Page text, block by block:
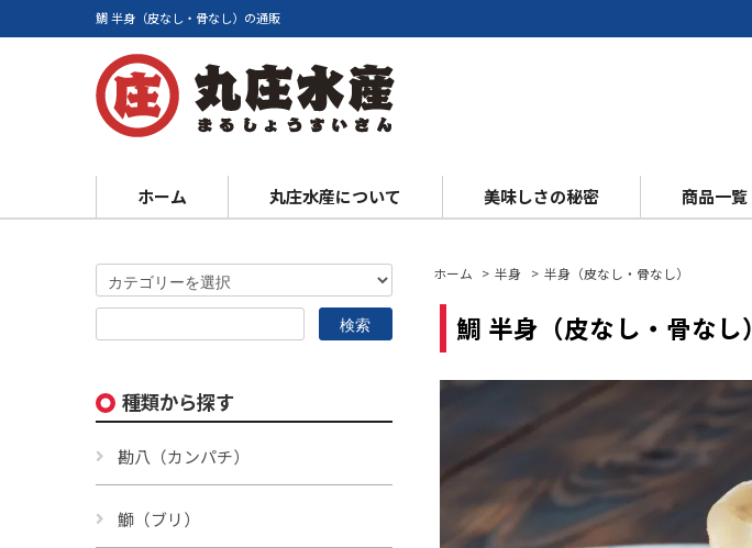
鯛 半身（皮なし・骨なし）の通販
ホーム 丸庄水産について 美味しさの秘密 商品一覧
ホーム > 半身 > 半身（皮なし・骨なし）
鯛 半身（皮なし・骨なし）
種類から探す
勘八（カンパチ）
鰤（ブリ）